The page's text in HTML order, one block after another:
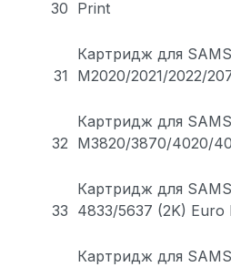
30 Print
31
Картридж для
M2020/2021/2022/
32
Картридж для
M3820/3870/4020/
33
Картридж для
4833/5637 (2K) Euro
Картридж для